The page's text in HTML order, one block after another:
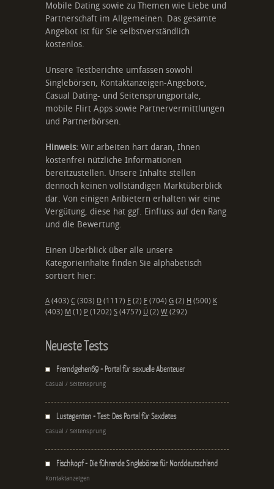
Mobile Dating sowie zu Themen wie Liebe und
Partnerschaft im Allgemeinen. Das gesamte
Angebot ist für Sie selbstverständlich
kostenlos.
Unsere Testberichte umfassen sowohl
Singlebörsen, Kontaktanzeigen-Angebote,
Casual Dating- und Seitensprungportale,
mobile Flirt Apps sowie Partnervermittlungen
und Partnerbörsen.
Hinweis: Wir arbeiten hart daran, Ihnen
kostenfrei nützliche Informationen
bereitzustellen. Unsere Inhalte stellen
dennoch keinen vollständigen Marktüberblick
dar. Von einigen Anbietern erhalten wir eine
Vergütung, diese hat ggf. Einfluss auf den Rang
und die Bewertung.
Einen Überblick über alle unsere
Kategorieinhalte finden Sie alphabetisch
sortiert hier:
A (403) C (303) D (1117) E (2) F (704) G (2) H (500) K
(403) M (1) P (1202) S (4757) Ü (2) W (292)
Neueste Tests
Fremdgehen69 - Portal für sexuelle Abenteuer
Casual / Seitensprung
Lustagenten - Test: Das Portal für Sexdates
Casual / Seitensprung
Fischkopf - Die führende Singlebörse für Norddeutschland
Kontaktanzeigen